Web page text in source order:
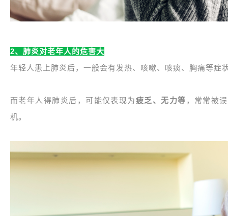
2、肺炎对老年人的危害大
年轻人患上肺炎后，一般会有发热、咳嗽、咳痰、胸痛等症
而老年人得肺炎后，可能仅表现为疲乏、无力等 ，常常被
机。